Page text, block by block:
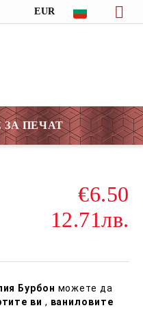
EUR
ПЕЧАТ
€6.50
12.71лв.
Бурбон можете да
ви , ваниловите